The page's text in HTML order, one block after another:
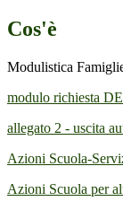
Cos'è
Modulistica
modulo richiesta
allegato 2 - uscita
Azioni Scuola-
Azioni Scuola per